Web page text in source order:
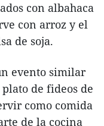
con albahaca
con arroz y el
de soja.
evento similar
de fideos de
como comida
de la cocina